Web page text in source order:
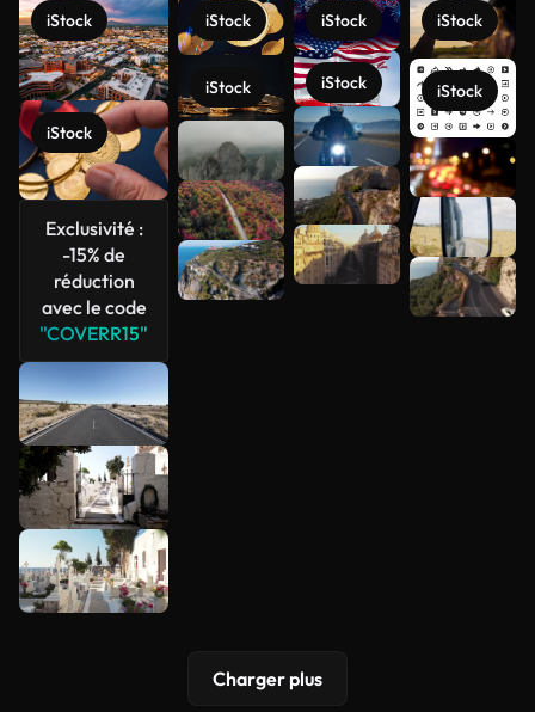
iStock
iStock
Exclusivité :
-15% de
réduction
avec le code
"COVERR15"
iStock
iStock
iStock
iStock
iStock
iStock
Voir plus
Charger plus